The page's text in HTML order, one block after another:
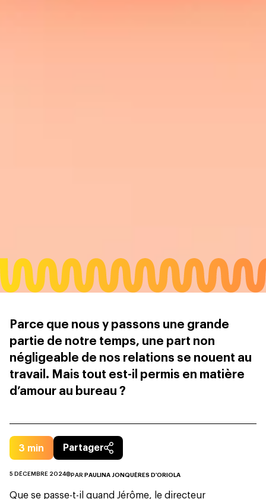
Parce que nous y passons une grande
partie de notre temps, une part non
négligeable de nos relations se nouent au
travail. Mais tout est-il permis en matière
d’amour au bureau ?
3 min Partager
5 DÉCEMBRE 2024 PAR PAULINA JONQUÈRES D'ORIOLA
Que se passe-t-il quand Jérôme, le directeur